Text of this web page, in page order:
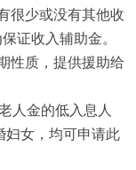
很少或没有其他收
证收入辅助金。
性质，提供援助给
人金的低入息人
妇女，均可申请此